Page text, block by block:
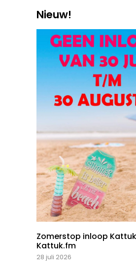
Nieuw!
Zomerstop inloop
Kattuk.fm
28 juli 2026